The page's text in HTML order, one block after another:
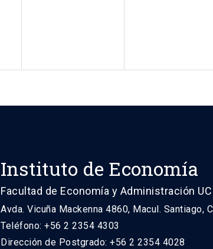
Instituto de Economía
Facultad de Economía y Administración UC
Avda. Vicuña Mackenna 4860, Macul. Santiago,
Teléfono: +56 2 2354 4303
Dirección de Postgrado: +56 2 2354 4028